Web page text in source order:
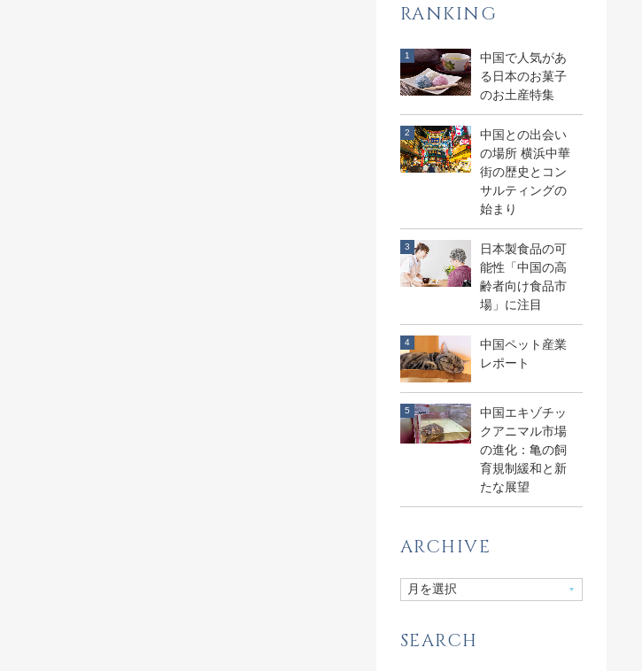
RANKING
中国で人気があ
る日本のお菓子
のお土産特集
中国との出会い
の場所 横浜中華
街の歴史とコン
サルティングの
始まり
日本製食品の可
能性「中国の高
齢者向け食品市
場」に注目
中国ペット産業
レポート
中国エキゾチッ
クアニマル市場
の進化：亀の飼
育規制緩和と新
たな展望
ARCHIVE
SEARCH